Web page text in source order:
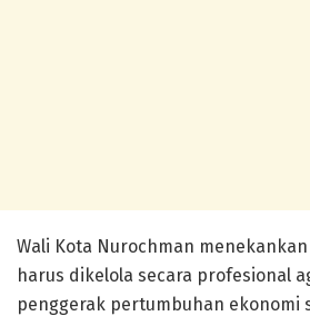
Wali Kota Nurochman
harus dikelola secara profesional
penggerak pertumbuhan ekonomi